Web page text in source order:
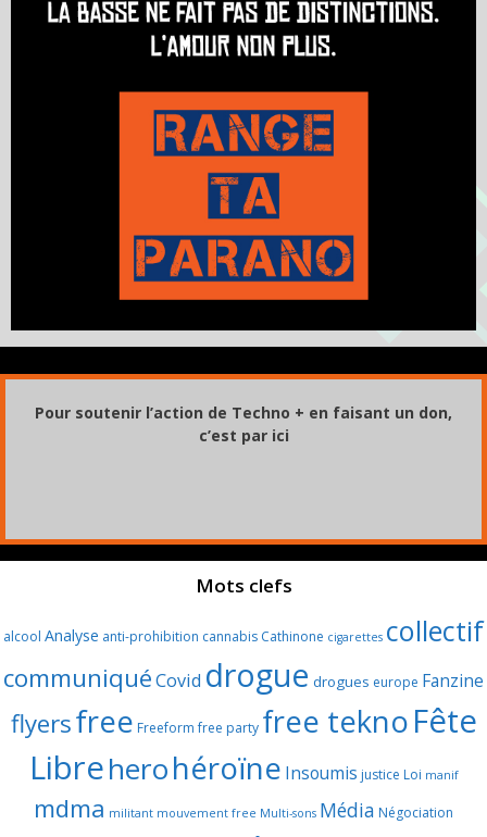
Pour soutenir l’action de Techno + en faisant un don,
c’est par ici
Mots clefs
alcool Analyse anti-prohibition cannabis Cathinone cigarettes collectif
communiquéCovid drogue drogues europe Fanzine
flyersfree Freeform free party free teknoFête
Libreherohéroïne Insoumis justice Loi manif
mdma militant mouvement free Multi-sons Média Négociation